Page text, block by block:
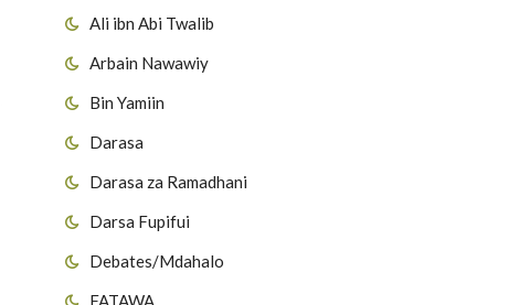
Ali ibn Abi Twalib
Arbain Nawawiy
Bin Yamiin
Darasa
Darasa za Ramadhani
Darsa Fupifui
Debates/Mdahalo
FATAWA